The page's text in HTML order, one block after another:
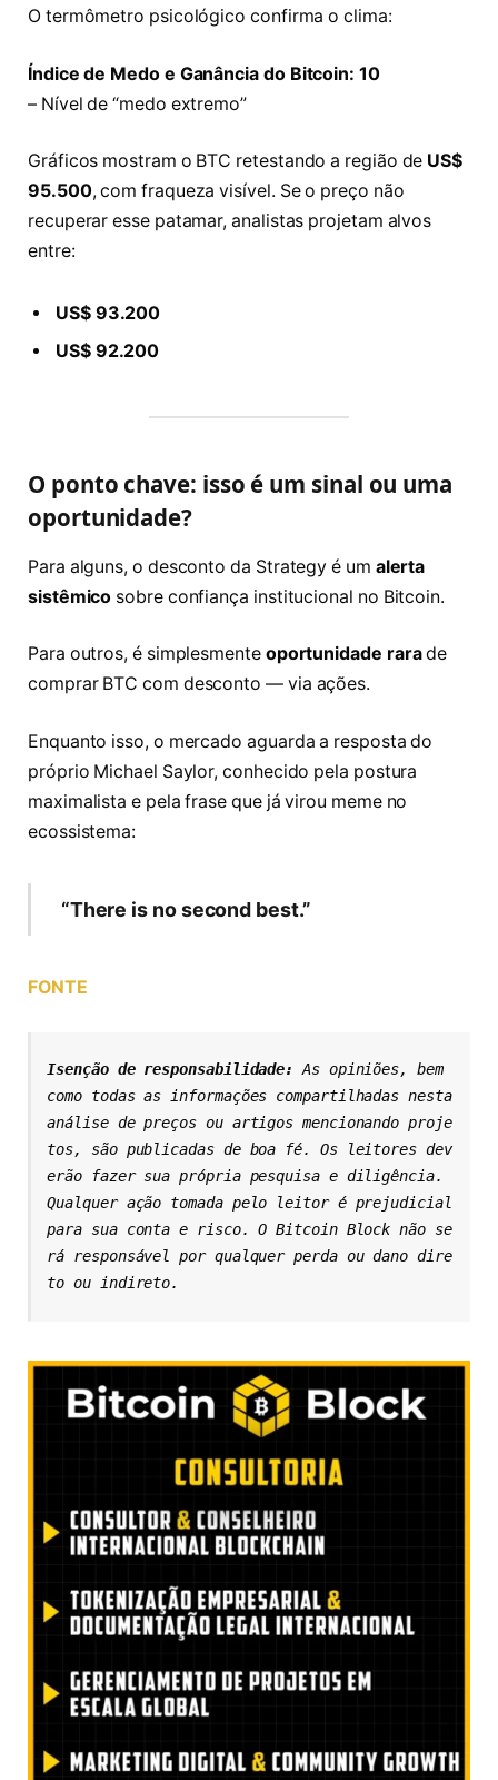
O termômetro psicológico confirma o clima:
Índice de Medo e Ganância do Bitcoin: 10
– Nível de “medo extremo”
Gráficos mostram o BTC retestando a região de US$
95.500, com fraqueza visível. Se o preço não
recuperar esse patamar, analistas projetam alvos
entre:
US$ 93.200
US$ 92.200
O ponto chave: isso é um sinal ou uma
oportunidade?
Para alguns, o desconto da Strategy é um alerta
sistêmico sobre confiança institucional no Bitcoin.
Para outros, é simplesmente oportunidade rarade
comprar BTC com desconto — via ações.
Enquanto isso, o mercado aguarda a resposta do
próprio Michael Saylor, conhecido pela postura
maximalista e pela frase que já virou meme no
ecossistema:
“There is no second best.”
FONTE
Isenção de responsabilidade: As opiniões, bem
como todas as informações compartilhadas nesta
análise de preços ou artigos mencionando proje
tos, são publicadas de boa fé. Os leitores dev
erão fazer sua própria pesquisa e diligência.
Qualquer ação tomada pelo leitor é prejudicial
para sua conta e risco. O Bitcoin Block não se
rá responsável por qualquer perda ou dano dire
to ou indireto.